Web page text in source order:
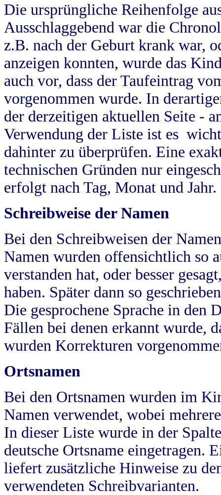
Die ursprüngliche Reihenfolge
Ausschlaggebend war die
z.B. nach der Geburt krank war,
anzeigen konnten, wurde das
auch vor, dass der Taufeintrag
vorgenommen wurde. In
der derzeitigen aktuellen Seite -
Verwendung der Liste ist es
dahinter zu überprüfen. Eine
technischen Gründen nur
erfolgt nach Tag, Monat und Jahr.
Schreibweise der Namen
Bei den Schreibweisen der
Namen wurden offensichtlich so
verstanden hat, oder besser
haben. Später dann so
Die gesprochene Sprache in
Fällen bei denen erkannt wurde,
wurden Korrekturen
Ortsnamen
Bei den Ortsnamen wurden im
Namen verwendet, wobei
In dieser Liste wurde in der
deutsche Ortsname eingetragen.
liefert zusätzliche Hinweise zu
verwendeten Schreibvarianten.